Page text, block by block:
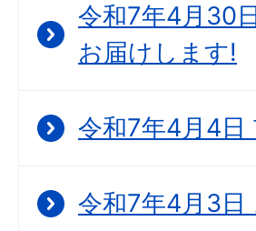
令和7年4月30
お届けします!
令和7年4月4日
令和7年4月3日